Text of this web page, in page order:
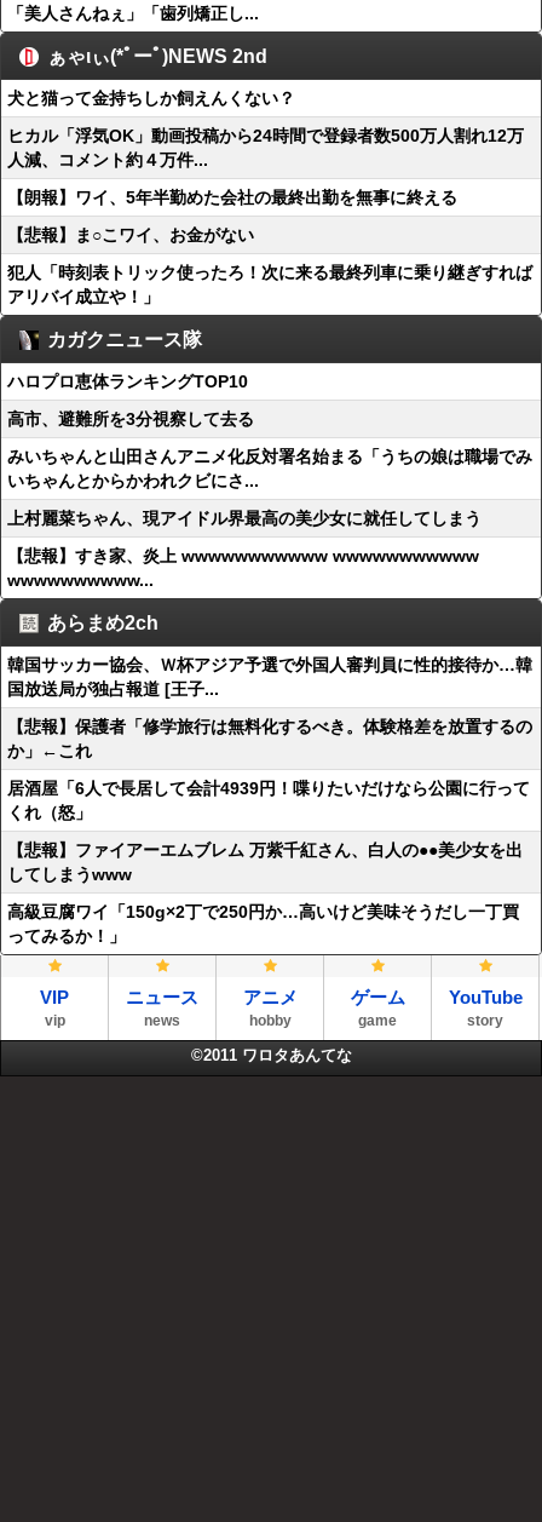
「美人さんねぇ」「歯列矯正し...
ぁゃιぃ(*ﾟーﾟ)NEWS 2nd
犬と猫って金持ちしか飼えんくない？
ヒカル「浮気OK」動画投稿から24時間で登録者数500万人割れ12万
人減、コメント約４万件...
【朗報】ワイ、5年半勤めた会社の最終出勤を無事に終える
【悲報】ま○こワイ、お金がない
犯人「時刻表トリック使ったろ！次に来る最終列車に乗り継ぎすれば
アリバイ成立や！」
カガクニュース隊
ハロプロ恵体ランキングTOP10
高市、避難所を3分視察して去る
みいちゃんと山田さんアニメ化反対署名始まる「うちの娘は職場でみ
いちゃんとからかわれクビにさ...
上村麗菜ちゃん、現アイドル界最高の美少女に就任してしまう
【悲報】すき家、炎上 wwwwwwwwwww wwwwwwwwwww
wwwwwwwwww...
あらまめ2ch
韓国サッカー協会、Ｗ杯アジア予選で外国人審判員に性的接待か…韓
国放送局が独占報道 [王子...
【悲報】保護者「修学旅行は無料化するべき。体験格差を放置するの
か」←これ
居酒屋「6人で長居して会計4939円！喋りたいだけなら公園に行って
くれ（怒」
【悲報】ファイアーエムブレム 万紫千紅さん、白人の●●美少女を出
してしまうwww
高級豆腐ワイ「150g×2丁で250円か…高いけど美味そうだし一丁買
ってみるか！」
VIP
vip
ニュース
news
アニメ
hobby
ゲーム
game
YouTube
story
©2011 ワロタあんてな